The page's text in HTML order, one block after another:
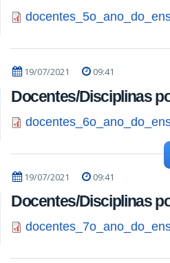
19/07/2021 09:41
Docentes/Disciplinas
19/07/2021 09:41
Docentes/Disciplinas